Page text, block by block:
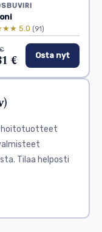
5.0 (91)
€ Osta nyt
hoitotuotteet
Tilaa helposti